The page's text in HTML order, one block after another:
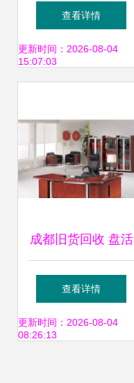
式办公解决方案的
领航者
查看详情
更新时间：2026-08-04
15:07:03
成都旧货回收 盘活
茶楼与办公设备的
隐秘密码
查看详情
更新时间：2026-08-04
08:26:13